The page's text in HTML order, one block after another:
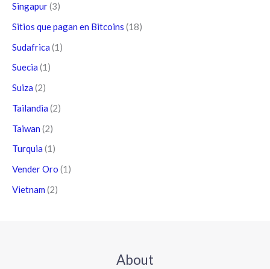
Singapur(3)
Sitios que pagan en Bitcoins (18)
Sudafrica (1)
Suecia (1)
Suiza (2)
Tailandia (2)
Taiwan (2)
Turquia (1)
Vender Oro (1)
Vietnam (2)
About